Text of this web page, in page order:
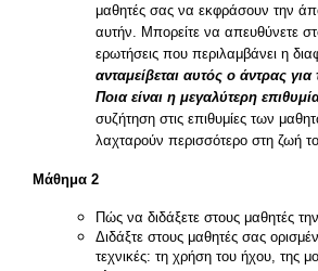
μαθητές σας να εκφράσουν την
αυτήν. Μπορείτε να απευθύνετε
ερωτήσεις που περιλαμβάνει η
ανταμείβεται αυτός ο άντρας για
Ποια είναι η μεγαλύτερη
συζήτηση στις επιθυμίες των
λαχταρούν περισσότερο στη ζωή
Μάθημα 2
Πώς να διδάξετε στους μαθητές
Διδάξτε στους μαθητές σας
τεχνικές: τη χρήση του ήχου, της